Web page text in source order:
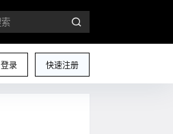
登录 快速注册